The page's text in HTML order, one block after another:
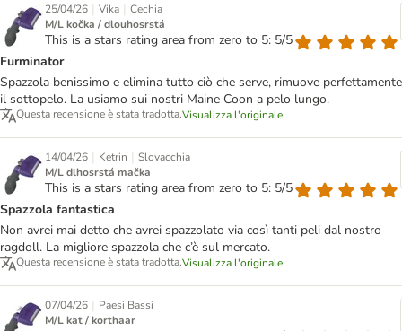
25/04/26 | Vika | Cechia
M/L kočka / dlouhosrstá
This is a stars rating area from zero to 5: 5/5
Furminator
Spazzola benissimo e elimina tutto ciò che serve, rimuove perfettamente
il sottopelo. La usiamo sui nostri Maine Coon a pelo lungo.
Questa recensione è stata tradotta.Visualizza l'originale
14/04/26 | Ketrin | Slovacchia
M/L dlhosrstá mačka
This is a stars rating area from zero to 5: 5/5
Spazzola fantastica
Non avrei mai detto che avrei spazzolato via così tanti peli dal nostro
ragdoll. La migliore spazzola che c’è sul mercato.
Questa recensione è stata tradotta.Visualizza l'originale
07/04/26 | Paesi Bassi
M/L kat / korthaar